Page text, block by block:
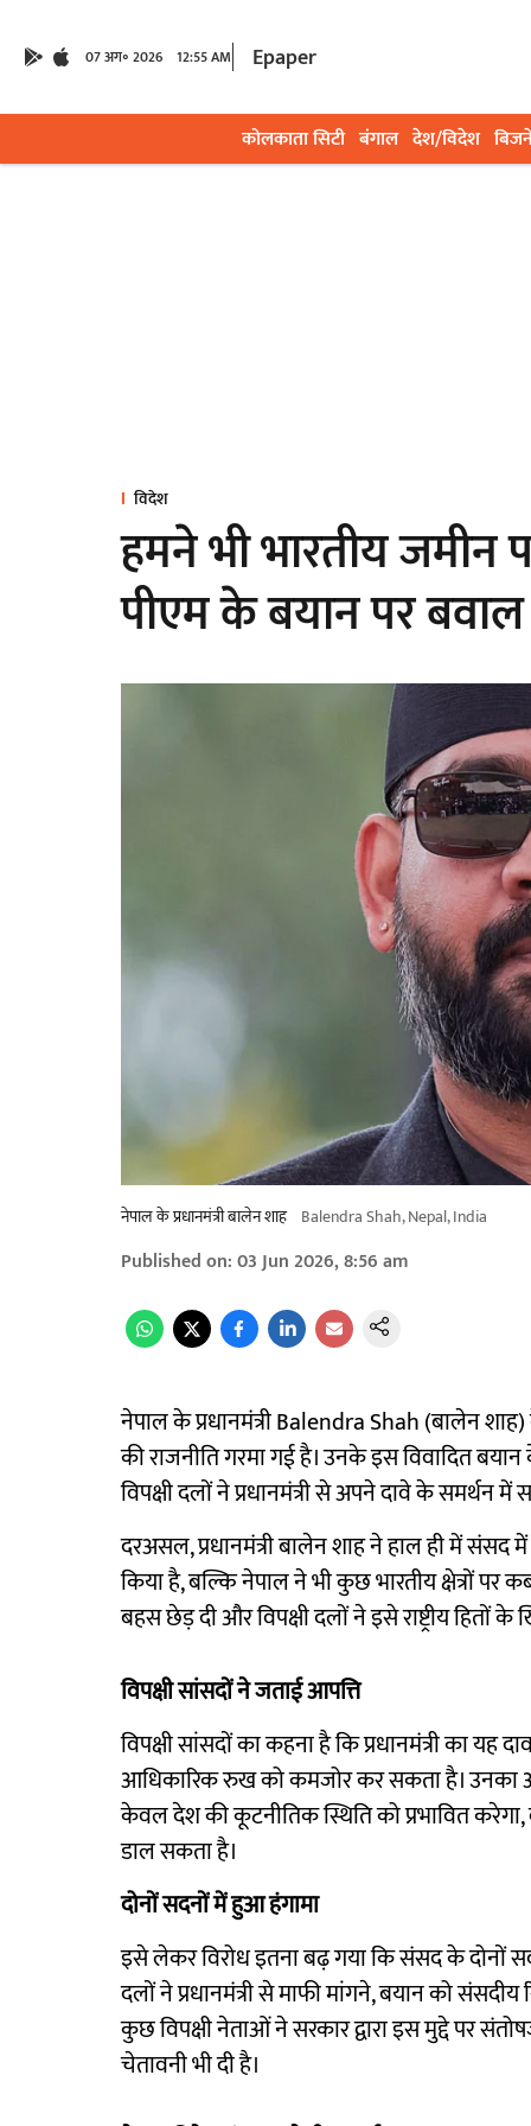
07 अग॰ 2026 12:55 AM Epaper
कोलकाता सिटी बंगाल देश/विदेश
विदेश
हमने भी भारतीय जमीन
पीएम के बयान पर बवाल
नेपाल के प्रधानमंत्री बालेन शाह Balendra Shah, Nepal, India
Published on:03 Jun 2026, 8:56 am
नेपाल के प्रधानमंत्री Balendra Shah (बालेन
की राजनीति गरमा गई है। उनके इस विवादित
विपक्षी दलों ने प्रधानमंत्री से अपने दावे के
दरअसल, प्रधानमंत्री बालेन शाह ने हाल ही में संसद
किया है, बल्कि नेपाल ने भी कुछ भारतीय क्षेत्रों
बहस छेड़ दी और विपक्षी दलों ने इसे राष्ट्रीय हितों के
विपक्षी सांसदों ने जताई आपत्ति
विपक्षी सांसदों का कहना है कि प्रधानमंत्री का
आधिकारिक रुख को कमजोर कर सकता है। उनका
केवल देश की कूटनीतिक स्थिति को प्रभावित
डाल सकता है।
दोनों सदनों में हुआ हंगामा
इसे लेकर विरोध इतना बढ़ गया कि संसद के दोनों
दलों ने प्रधानमंत्री से माफी मांगने, बयान को
कुछ विपक्षी नेताओं ने सरकार द्वारा इस मुद्दे पर
चेतावनी भी दी है।